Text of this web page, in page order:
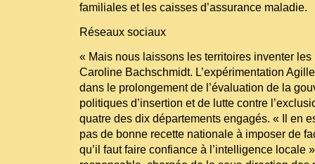
familiales et les caisses d’assurance maladie.
Réseaux sociaux
« Mais nous laissons les territoires inventer
Caroline Bachschmidt. L’expérimentation
dans le prolongement de l’évaluation de la
politiques d’insertion et de lutte contre
quatre des dix départements engagés. « Il en
pas de bonne recette nationale à imposer de
qu’il faut faire confiance à l’intelligence locale